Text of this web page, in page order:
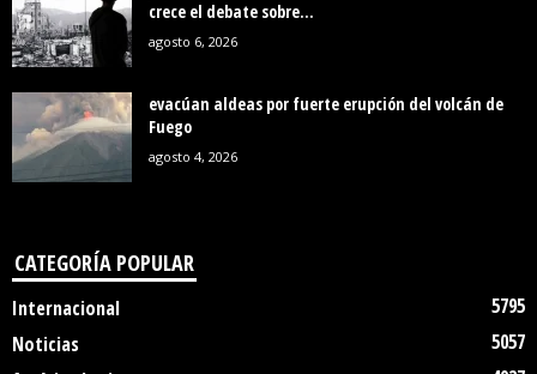
crece el debate sobre...
agosto 6, 2026
evacúan aldeas por fuerte erupción del volcán de
Fuego
agosto 4, 2026
CATEGORÍA POPULAR
Internacional
5795
Noticias
5057